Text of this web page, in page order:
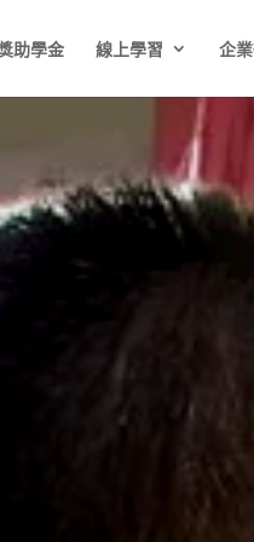
助學金 線上學習 企